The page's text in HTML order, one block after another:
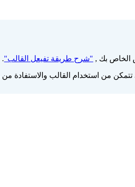
الخاص بك , "شرح طريقة تفيعل القالب".
من استخدام القالب والاستفادة من